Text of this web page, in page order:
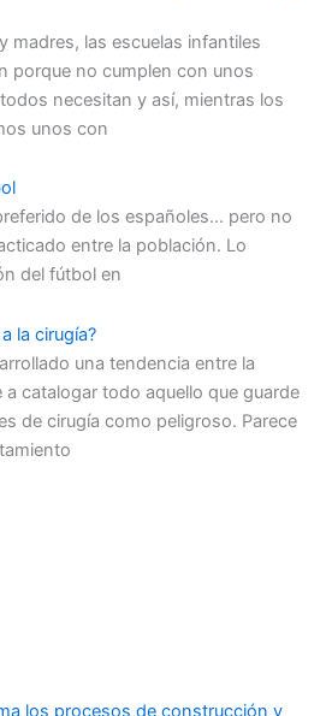
madres, las escuelas infantiles
porque no cumplen con unos
necesitan y así, mientras los
unos con
de los españoles… pero no
entre la población. Lo
del fútbol en
la cirugía?
una tendencia entre la
catalogar todo aquello que guarde
de cirugía como peligroso. Parece
los procesos de construcción y